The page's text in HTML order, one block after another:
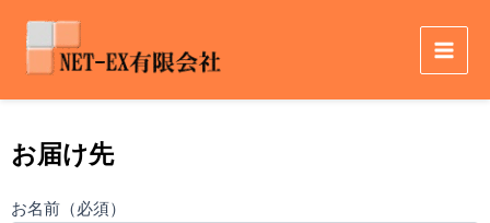
プ
Main
お届け先
お名前（必須）